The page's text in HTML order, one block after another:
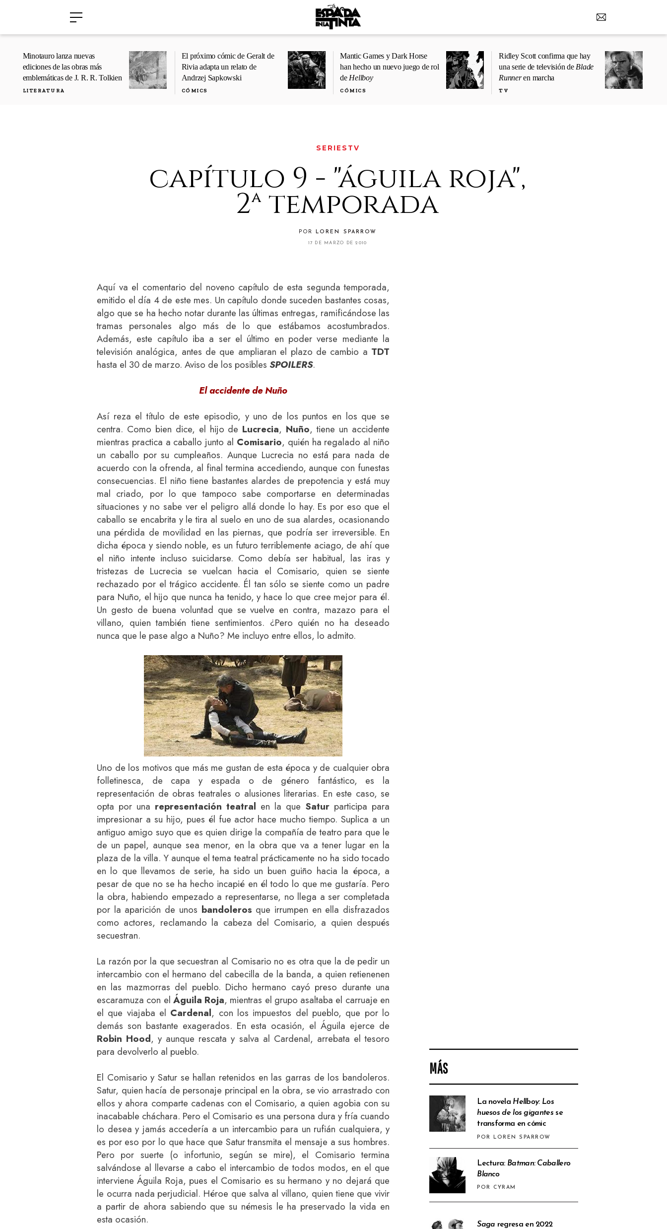
Minotauro lanza nuevas
ediciones de las obras más
emblemáticas de J. R. R. Tolkien
LITERATURA
El próximo cómic de Geralt de
Rivia adapta un relato de
Andrzej Sapkowski
CÓMICS
Mantic Games y Dark Horse
han hecho un nuevo juego de rol
de Hellboy
CÓMICS
Ridley Scott confirma que hay
una serie de televisión de Blade
Runneren marcha
TV
SERIESTV
capítulo 9 - "águila roja",
2ª temporada
POR LOREN SPARROW
17 DE MARZO DE 2010
MÁS
La novela Hellboy: Los
huesos de los gigantesse
transforma en cómic
POR LOREN SPARROW
Lectura: Batman: Caballero
Blanco
POR CYRAM
Saga regresa en 2022
Aquí va el comentario del noveno capítulo de esta segunda temporada,
emitido el día 4 de este mes. Un capítulo donde suceden bastantes cosas,
algo que se ha hecho notar durante las últimas entregas, ramificándose las
tramas personales algo más de lo que estábamos acostumbrados.
Además, este capítulo iba a ser el último en poder verse mediante la
televisión analógica, antes de que ampliaran el plazo de cambio a TDT
hasta el 30 de marzo. Aviso de los posibles SPOILERS.
El accidente de Nuño
Así reza el título de este episodio, y uno de los puntos en los que se
centra. Como bien dice, el hijo de Lucrecia, Nuño, tiene un accidente
mientras practica a caballo junto al Comisario, quién ha regalado al niño
un caballo por su cumpleaños. Aunque Lucrecia no está para nada de
acuerdo con la ofrenda, al final termina accediendo, aunque con funestas
consecuencias. El niño tiene bastantes alardes de prepotencia y está muy
mal criado, por lo que tampoco sabe comportarse en determinadas
situaciones y no sabe ver el peligro allá donde lo hay. Es por eso que el
caballo se encabrita y le tira al suelo en uno de sua alardes, ocasionando
una pérdida de movilidad en las piernas, que podría ser irreversible. En
dicha época y siendo noble, es un futuro terriblemente aciago, de ahí que
el niño intente incluso suicidarse. Como debía ser habitual, las iras y
tristezas de Lucrecia se vuelcan hacia el Comisario, quien se siente
rechazado por el trágico accidente. Él tan sólo se siente como un padre
para Nuño, el hijo que nunca ha tenido, y hace lo que cree mejor para él.
Un gesto de buena voluntad que se vuelve en contra, mazazo para el
villano, quien también tiene sentimientos. ¿Pero quién no ha deseado
nunca que le pase algo a Nuño? Me incluyo entre ellos, lo admito.
Uno de los motivos que más me gustan de esta época y de cualquier obra
folletinesca, de capa y espada o de género fantástico, es la
representación de obras teatrales o alusiones literarias. En este caso, se
opta por una representación teatral en la que Satur participa para
impresionar a su hijo, pues él fue actor hace mucho tiempo. Suplica a un
antiguo amigo suyo que es quien dirige la compañía de teatro para que le
de un papel, aunque sea menor, en la obra que va a tener lugar en la
plaza de la villa. Y aunque el tema teatral prácticamente no ha sido tocado
en lo que llevamos de serie, ha sido un buen guiño hacia la época, a
pesar de que no se ha hecho incapié en él todo lo que me gustaría. Pero
la obra, habiendo empezado a representarse, no llega a ser completada
por la aparición de unos bandoleros que irrumpen en ella disfrazados
como actores, reclamando la cabeza del Comisario, a quien después
secuestran.
La razón por la que secuestran al Comisario no es otra que la de pedir un
intercambio con el hermano del cabecilla de la banda, a quien retienenen
en las mazmorras del pueblo. Dicho hermano cayó preso durante una
escaramuza con el Águila Roja, mientras el grupo asaltaba el carruaje en
el que viajaba el Cardenal, con los impuestos del pueblo, que por lo
demás son bastante exagerados. En esta ocasión, el Águila ejerce de
Robin Hood, y aunque rescata y salva al Cardenal, arrebata el tesoro
para devolverlo al pueblo.
El Comisario y Satur se hallan retenidos en las garras de los bandoleros.
Satur, quien hacía de personaje principal en la obra, se vio arrastrado con
ellos y ahora comparte cadenas con el Comisario, a quien agobia con su
inacabable cháchara. Pero el Comisario es una persona dura y fría cuando
lo desea y jamás accedería a un intercambio para un rufián cualquiera, y
es por eso por lo que hace que Satur transmita el mensaje a sus hombres.
Pero por suerte (o infortunio, según se mire), el Comisario termina
salvándose al llevarse a cabo el intercambio de todos modos, en el que
interviene Águila Roja, pues el Comisario es su hermano y no dejará que
le ocurra nada perjudicial. Héroe que salva al villano, quien tiene que vivir
a partir de ahora sabiendo que su némesis le ha preservado la vida en
esta ocasión.
›